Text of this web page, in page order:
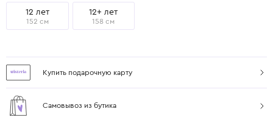
12 лет
152 см
12+ лет
158 см
Купить подарочную карту
Самовывоз из бутика